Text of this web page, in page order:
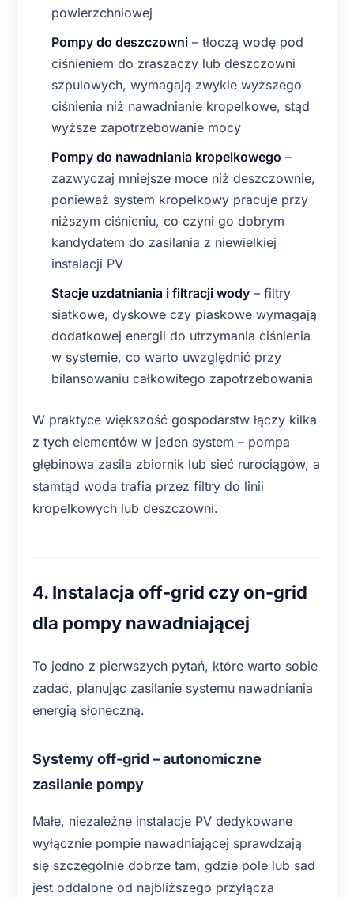
powierzchniowej
Pompy do deszczowni – tłoczą wodę pod
ciśnieniem do zraszaczy lub deszczowni
szpulowych, wymagają zwykle wyższego
ciśnienia niż nawadnianie kropelkowe, stąd
wyższe zapotrzebowanie mocy
Pompy do nawadniania kropelkowego –
zazwyczaj mniejsze moce niż deszczownie,
ponieważ system kropelkowy pracuje przy
niższym ciśnieniu, co czyni go dobrym
kandydatem do zasilania z niewielkiej
instalacji PV
Stacje uzdatniania i filtracji wody – filtry
siatkowe, dyskowe czy piaskowe wymagają
dodatkowej energii do utrzymania ciśnienia
w systemie, co warto uwzględnić przy
bilansowaniu całkowitego zapotrzebowania
W praktyce większość gospodarstw łączy kilka
z tych elementów w jeden system – pompa
głębinowa zasila zbiornik lub sieć rurociągów, a
stamtąd woda trafia przez filtry do linii
kropelkowych lub deszczowni.
4. Instalacja off-grid czy on-grid
dla pompy nawadniającej
To jedno z pierwszych pytań, które warto sobie
zadać, planując zasilanie systemu nawadniania
energią słoneczną.
Systemy off-grid – autonomiczne
zasilanie pompy
Małe, niezależne instalacje PV dedykowane
wyłącznie pompie nawadniającej sprawdzają
się szczególnie dobrze tam, gdzie pole lub sad
jest oddalone od najbliższego przyłącza